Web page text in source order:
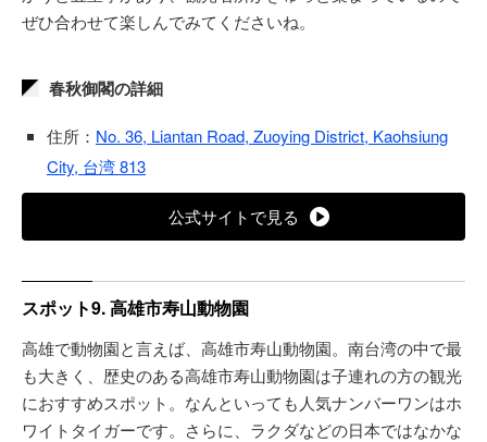
ぜひ合わせて楽しんでみてくださいね。
春秋御閣の詳細
住所： No. 36, Liantan Road, Zuoying District, Kaohsiung
City, 台湾 813
公式サイトで見る
スポット9. 高雄市寿山動物園
高雄で動物園と言えば、高雄市寿山動物園。南台湾の中で最
も大きく、歴史のある高雄市寿山動物園は子連れの方の観光
におすすめスポット。なんといっても人気ナンバーワンはホ
ワイトタイガーです。さらに、ラクダなどの日本ではなかな